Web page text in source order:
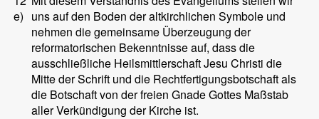
e) uns auf den Boden der altkirchlichen Symbole und
nehmen die gemeinsame Überzeugung der
reformatorischen Bekenntnisse auf, dass die
ausschließliche Heilsmittlerschaft Jesu Christi die
Mitte der Schrift und die Rechtfertigungsbotschaft als
die Botschaft von der freien Gnade Gottes Maßstab
aller Verkündigung der Kirche ist.